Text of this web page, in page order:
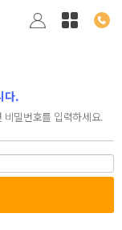
다.
밀번호를 입력하세요.